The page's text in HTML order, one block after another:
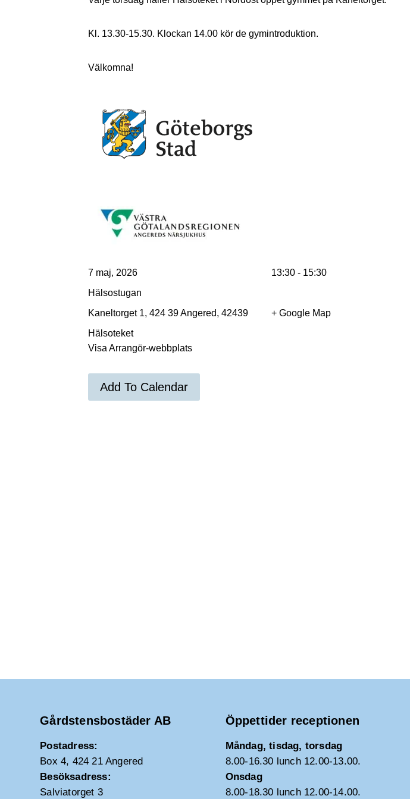
Kl. 13.30-15.30. Klockan 14.00 kör de gymintroduktion.
Välkomna!
7 maj, 2026
13:30 - 15:30
Hälsostugan
Kaneltorget 1, 424 39 Angered, 42439
+ Google Map
Hälsoteket
Visa Arrangör-webbplats
Add To Calendar
Gårdstensbostäder AB
Postadress:
Box 4, 424 21 Angered
Besöksadress:
Salviatorget 3
Öppettider receptionen
Måndag, tisdag, torsdag
8.00-16.30 lunch 12.00-13.00.
Onsdag
8.00-18.30 lunch 12.00-14.00.